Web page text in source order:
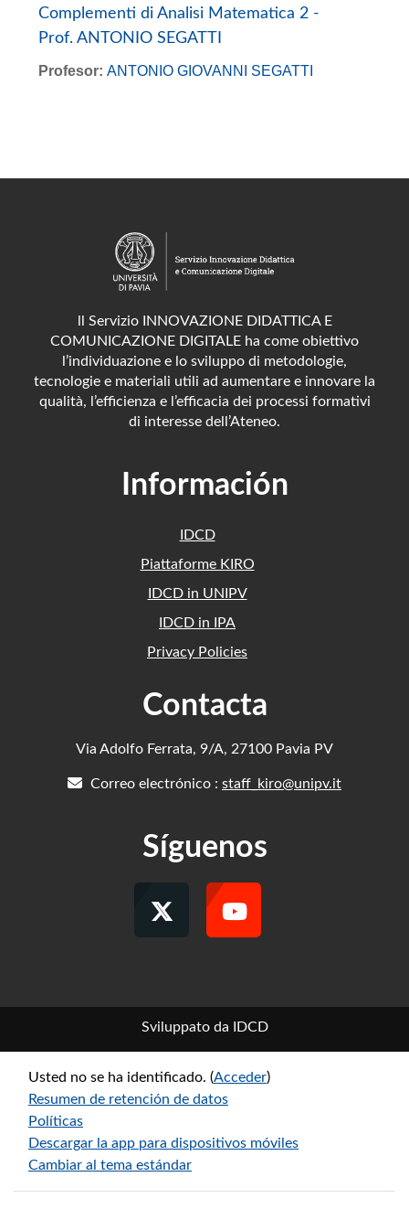
Complementi di Analisi Matematica 2 -
Prof. ANTONIO SEGATTI
Profesor: ANTONIO GIOVANNI SEGATTI
ll Servizio INNOVAZIONE DIDATTICA E
COMUNICAZIONE DIGITALE ha come obiettivo
l’individuazione e lo sviluppo di metodologie,
tecnologie e materiali utili ad aumentare e innovare la
qualità, l’efficienza e l’efficacia dei processi formativi
di interesse dell’Ateneo.
Información
IDCD
Piattaforme KIRO
IDCD in UNIPV
IDCD in IPA
Privacy Policies
Contacta
Via Adolfo Ferrata, 9/A, 27100 Pavia PV
Correo electrónico : staff_kiro@unipv.it
Síguenos
Sviluppato da IDCD
Usted no se ha identificado. (Acceder)
Resumen de retención de datos
Políticas
Descargar la app para dispositivos móviles
Cambiar al tema estándar